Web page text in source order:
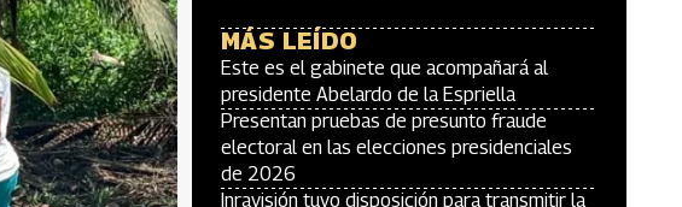
MÁS LEÍDO
Este es el gabinete que acompañará al
presidente Abelardo de la Espriella
Presentan pruebas de presunto fraude
electoral en las elecciones presidenciales
de 2026
Inravisión tuvo disposición para transmitir la